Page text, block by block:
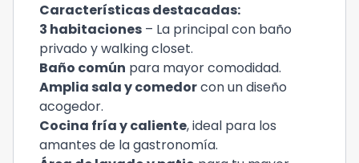
Características destacadas:
3 habitaciones – La principal con baño
privado y walking closet.
Baño común para mayor comodidad.
Amplia sala y comedorcon un diseño
acogedor.
Cocina fría y caliente, ideal para los
amantes de la gastronomía.